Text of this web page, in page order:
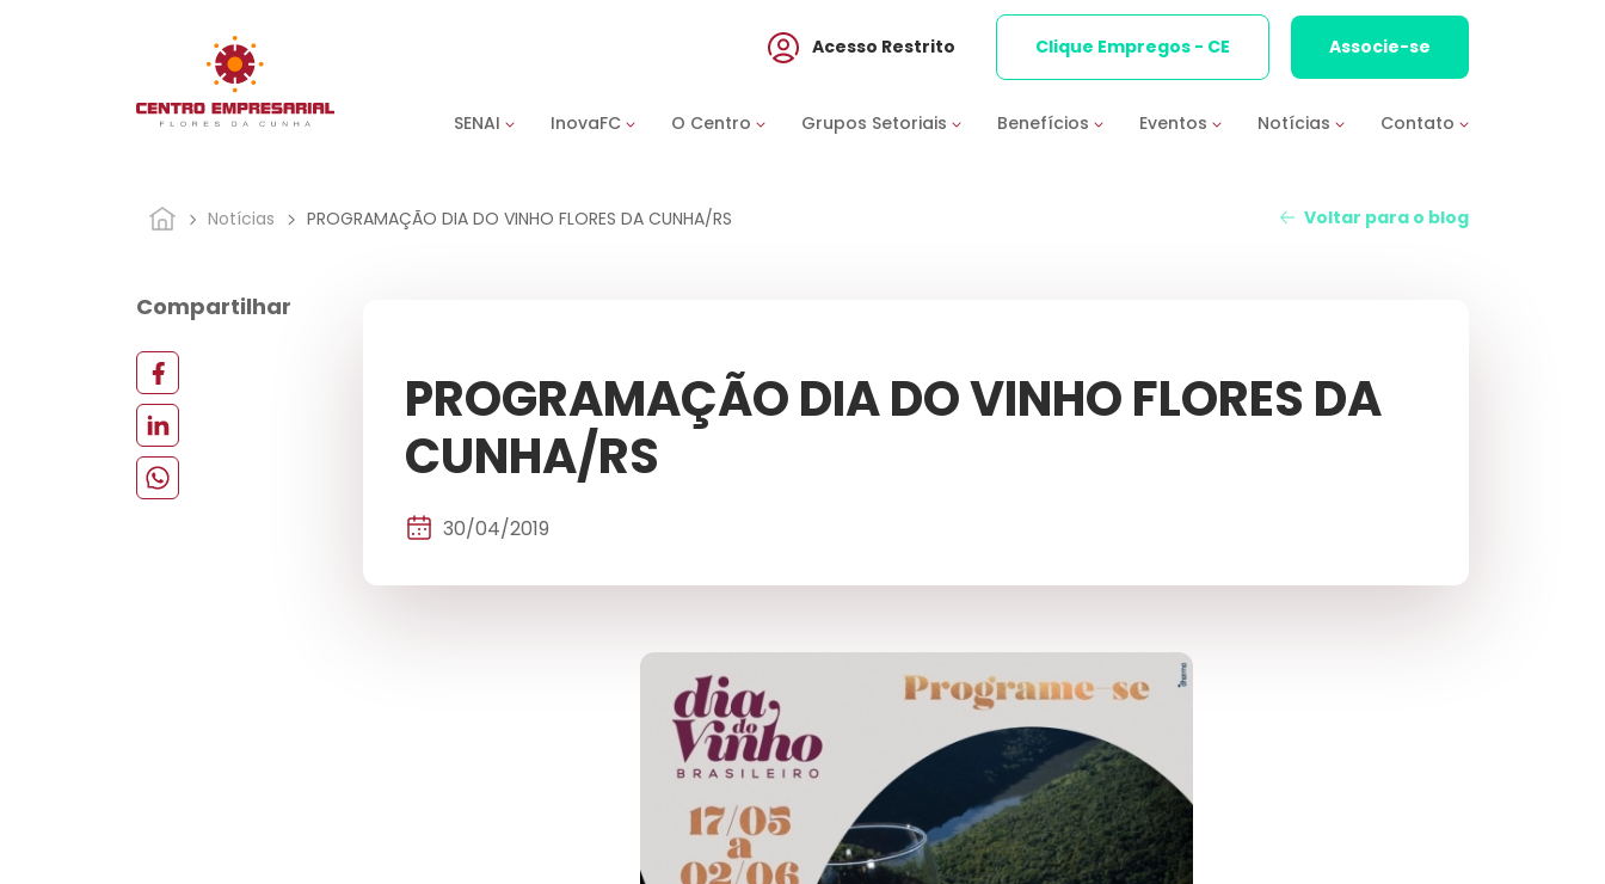
SENAI InovaFC O Centro Grupos Setoriais Benefícios Eventos Notícias Contato
Acesso Restrito Clique Empregos - CE Associe-se
Notícias PROGRAMAÇÃO DIA DO VINHO FLORES DA CUNHA/RS Voltar para o blog
Compartilhar
PROGRAMAÇÃO DIA DO VINHO FLORES DA
CUNHA/RS
30/04/2019